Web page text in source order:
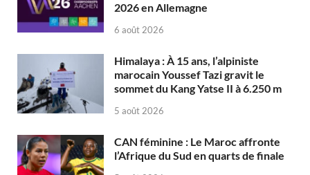
2026 en Allemagne
6 août 2026
Himalaya : À 15 ans, l’alpiniste
marocain Youssef Tazi gravit le
sommet du Kang Yatse II à 6.250 m
5 août 2026
CAN féminine : Le Maroc affronte
l’Afrique du Sud en quarts de finale